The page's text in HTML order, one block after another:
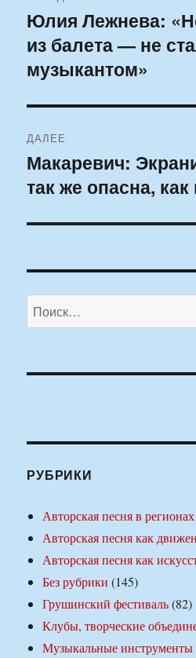
по
записям
Предыдущая
запись:
Юлия Лежнева:
из балета — не
музыкантом»
ДАЛЕЕ
Следующая
запись:
Макаревич:
так же опасна,
Искать:
РУБРИКИ
Авторская песня в регионах
Авторская песня как
Авторская песня как
Без рубрики (145)
Грушинский фестиваль(82)
Клубы, творческие
Музыкальные инструменты